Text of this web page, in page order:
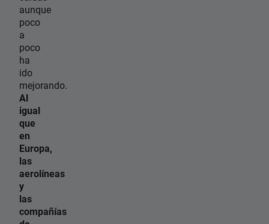
aunque
poco
a
poco
ha
ido
mejorando.
Al
igual
que
en
Europa,
las
aerolíneas
y
las
compañías